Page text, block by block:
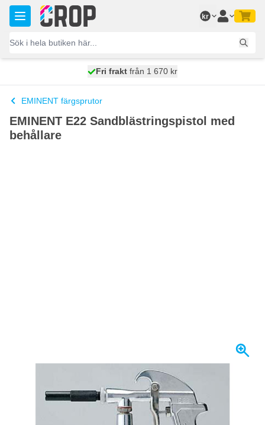
Hoppa till innehållet
kr
skickas idag
Fri frakt från 1 670 kr
100 dagars
EMINENT färgsprutor
EMINENT E22 Sandblästringspistol med
behållare
kr Inkl. moms